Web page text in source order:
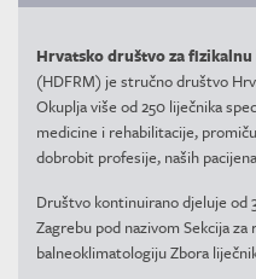
Hrvatsko društvo za
(HDFRM) je stručno društvo
Okuplja više od 250 liječnika
medicine i rehabilitacije,
dobrobit profesije, naših
Društvo kontinuirano djeluje od
Zagrebu pod nazivom Sekcija
balneoklimatologiju Zbora